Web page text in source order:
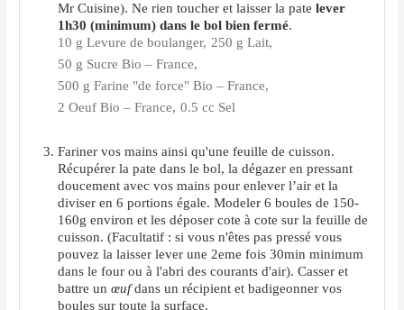
Mr Cuisine). Ne rien toucher et laisser la patelever
1h30 (minimum) dans le bol bien fermé.
10 g Levure de boulanger, 250 g Lait,
50 g Sucre Bio – France,
500 g Farine "de force" Bio – France,
2 Oeuf Bio – France, 0.5 cc Sel
Fariner vos mains ainsi qu'une feuille de cuisson.
Récupérer la pate dans le bol, la dégazer en pressant
doucement avec vos mains pour enlever l’air et la
diviser en 6 portions égale. Modeler 6 boules de 150-
160g environ et les déposer cote à cote sur la feuille de
cuisson. (Facultatif : si vous n'êtes pas pressé vous
pouvez la laisser lever une 2eme fois 30min minimum
dans le four ou à l'abri des courants d'air). Casser et
battre unœufdans un récipient et badigeonner vos
boules sur toute la surface.